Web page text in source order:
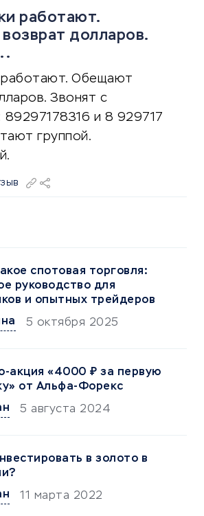
работают.
долларов.
Обещают
Звонят с
и 8 929717
группой.
спотовая торговля:
руководство для
и опытных трейдеров
5 октября 2025
акция «4000 ₽ за первую
от Альфа-Форекс
5 августа 2024
в золото в
11 марта 2022